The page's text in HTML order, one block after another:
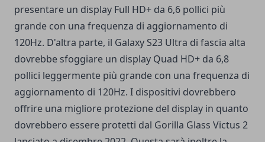
presentare un display Full HD+ da 6,6 pollici più
grande con una frequenza di aggiornamento di
120Hz. D'altra parte, il Galaxy S23 Ultra di fascia alta
dovrebbe sfoggiare un display Quad HD+ da 6,8
pollici leggermente più grande con una frequenza di
aggiornamento di 120Hz. I dispositivi dovrebbero
offrire una migliore protezione del display in quanto
dovrebbero essere protetti dal Gorilla Glass Victus 2